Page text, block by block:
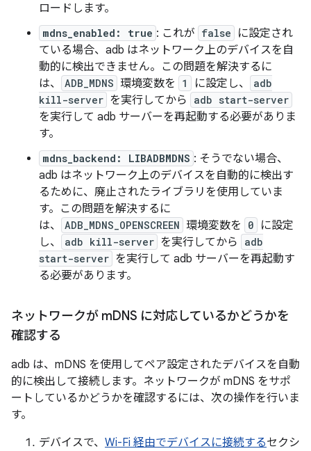
ロードします。
mdns_enabled: true : これが false
に設定され
ている場合、adb はネットワーク上のデバイスを自
動的に検出できません。この問題を解決するに
は、
ADB_MDNS 環境変数を 1 に設定し、
adb
kill-server を実行してから adb start-server
を実行して adb サーバーを再起動する必要がありま
す。
mdns_backend: LIBADBMDNS : そうでない場合、
adb はネットワーク上のデバイスを自動的に検出す
るために、廃止されたライブラリを使用していま
す。この問題を解決するに
は、
ADB_MDNS_OPENSCREEN 環境変数を 0
に設定
し、
adb kill-server を実行してから
adb
start-server を実行して adb サーバーを再起動す
る必要があります。
ネットワークが mDNS に対応しているかどうかを
確認する
adb は、mDNS を使用してペア設定されたデバイスを自動
的に検出して接続します。ネットワークが mDNS をサポ
ートしているかどうかを確認するには、次の操作を行いま
す。
デバイスで、 Wi-Fi 経由でデバイスに接続するセクシ